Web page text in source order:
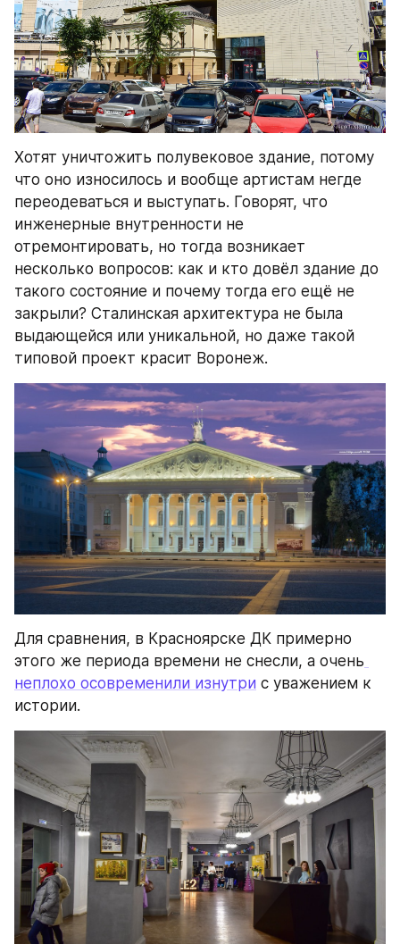
Хотят уничтожить полувековое здание, потому
что оно износилось и вообще артистам негде
переодеваться и выступать. Говорят, что
инженерные внутренности не
отремонтировать, но тогда возникает
несколько вопросов: как и кто довёл здание до
такого состояние и почему тогда его ещё не
закрыли? Сталинская архитектура не была
выдающейся или уникальной, но даже такой
типовой проект красит Воронеж.
Для сравнения, в Красноярске ДК примерно
этого же периода времени не снесли, а очень
неплохо осовременили изнутри с уважением к
истории.